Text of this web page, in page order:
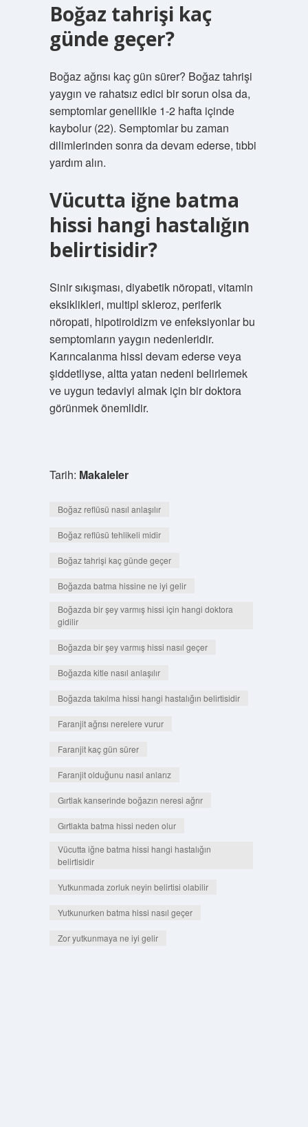
Boğaz tahrişi kaç
günde geçer?
Boğaz ağrısı kaç gün sürer? Boğaz tahrişi
yaygın ve rahatsız edici bir sorun olsa da,
semptomlar genellikle 1-2 hafta içinde
kaybolur (22). Semptomlar bu zaman
dilimlerinden sonra da devam ederse, tıbbi
yardım alın.
Vücutta iğne batma
hissi hangi hastalığın
belirtisidir?
Sinir sıkışması, diyabetik nöropati, vitamin
eksiklikleri, multipl skleroz, periferik
nöropati, hipotiroidizm ve enfeksiyonlar bu
semptomların yaygın nedenleridir.
Karıncalanma hissi devam ederse veya
şiddetliyse, altta yatan nedeni belirlemek
ve uygun tedaviyi almak için bir doktora
görünmek önemlidir.
Tarih: Makaleler
Boğaz reflüsü nasıl anlaşılır
Boğaz reflüsü tehlikeli midir
Boğaz tahrişi kaç günde geçer
Boğazda batma hissine ne iyi gelir
Boğazda bir şey varmış hissi için hangi doktora
gidilir
Boğazda bir şey varmış hissi nasıl geçer
Boğazda kitle nasıl anlaşılır
Boğazda takılma hissi hangi hastalığın belirtisidir
Faranjit ağrısı nerelere vurur
Faranjit kaç gün sürer
Faranjit olduğunu nasıl anlarız
Gırtlak kanserinde boğazın neresi ağrır
Gırtlakta batma hissi neden olur
Vücutta iğne batma hissi hangi hastalığın
belirtisidir
Yutkunmada zorluk neyin belirtisi olabilir
Yutkunurken batma hissi nasıl geçer
Zor yutkunmaya ne iyi gelir